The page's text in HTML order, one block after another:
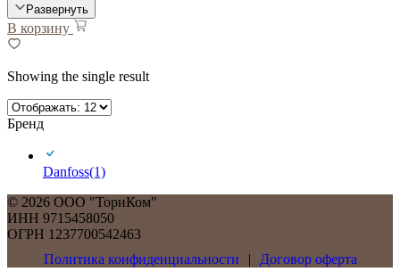
Развернуть
В корзину
Showing the single result
Бренд
Danfoss(1)
© 2026 ООО "ТориКом"
ИНН 9715458050
ОГРН 1237700542463
Политика конфиденциальности
| Договор оферта